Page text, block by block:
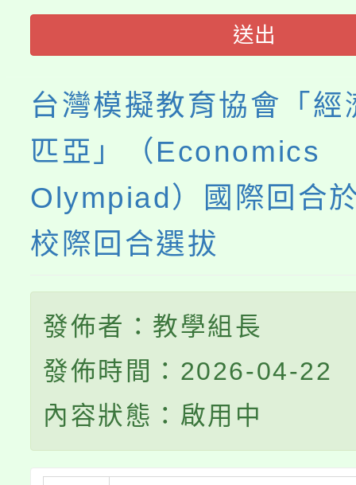
程，歡迎學生輔導中心
系所師生報名參加。
送出
台灣模擬教育協會「經
匹亞」（Economics
Olympiad）國際回合
校際回合選拔
發佈者：教學組長
發佈時間：2026-04-22
內容狀態：啟用中